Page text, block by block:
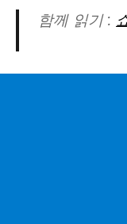
함께 읽기 :